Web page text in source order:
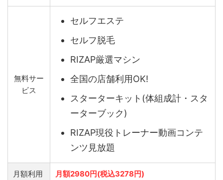
無料サー
ビス
セルフエステ
セルフ脱毛
RIZAP厳選マシン
全国の店舗利用OK!
スターターキット(体組成計・スタ
ーターブック)
RIZAP現役トレーナー動画コンテ
ンツ見放題
月額利用
月額2980円(税込3278円)